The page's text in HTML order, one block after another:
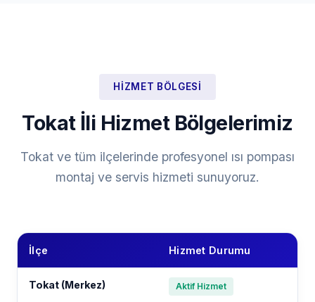
HIZMET BÖLGESI
Tokat İli Hizmet Bölgelerimiz
Tokat ve tüm ilçelerinde profesyonel ısı pompası
montaj ve servis hizmeti sunuyoruz.
İlçe Hizmet Durumu
Tokat (Merkez) Aktif Hizmet